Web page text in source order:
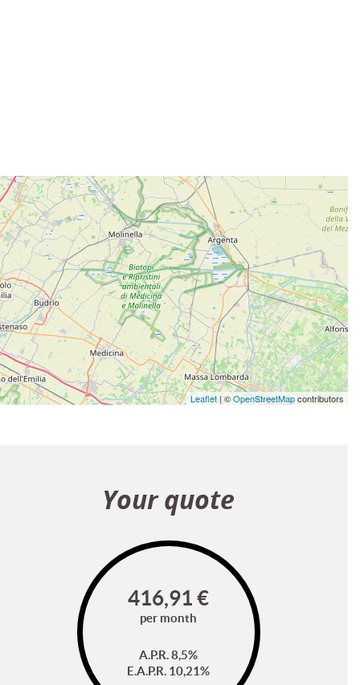
Leaflet | ©OpenStreetMapcontributors
Your quote
416,91 €
per month
A.P.R. 8,5%
E.A.P.R. 10,21%